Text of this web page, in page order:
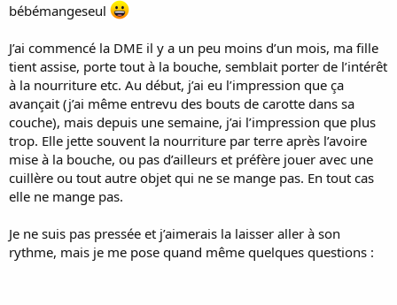
bébémangeseul
J’ai commencé la DME il y a un peu moins d’un mois, ma fille
tient assise, porte tout à la bouche, semblait porter de l’intérêt
à la nourriture etc. Au début, j’ai eu l’impression que ça
avançait (j’ai même entrevu des bouts de carotte dans sa
couche), mais depuis une semaine, j’ai l’impression que plus
trop. Elle jette souvent la nourriture par terre après l’avoire
mise à la bouche, ou pas d’ailleurs et préfère jouer avec une
cuillère ou tout autre objet qui ne se mange pas. En tout cas
elle ne mange pas.
Je ne suis pas pressée et j’aimerais la laisser aller à son
rythme, mais je me pose quand même quelques questions :